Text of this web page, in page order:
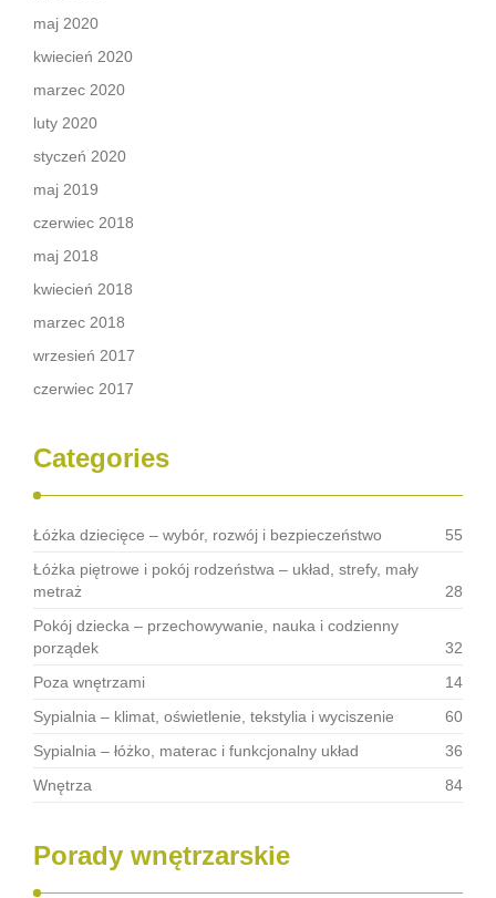
maj 2020
kwiecień 2020
marzec 2020
luty 2020
styczeń 2020
maj 2019
czerwiec 2018
maj 2018
kwiecień 2018
marzec 2018
wrzesień 2017
czerwiec 2017
Categories
Łóżka dziecięce – wybór, rozwój i bezpieczeństwo
55
Łóżka piętrowe i pokój rodzeństwa – układ, strefy, mały
metraż
28
Pokój dziecka – przechowywanie, nauka i codzienny
porządek
32
Poza wnętrzami
14
Sypialnia – klimat, oświetlenie, tekstylia i wyciszenie
60
Sypialnia – łóżko, materac i funkcjonalny układ
36
Wnętrza
84
Porady wnętrzarskie